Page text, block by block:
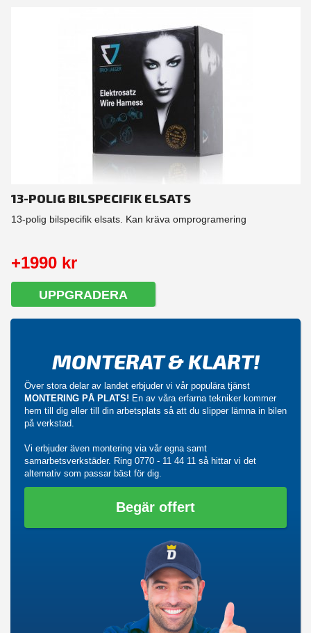
13-POLIG BILSPECIFIK ELSATS
13-polig bilspecifik elsats. Kan kräva omprogramering
+1990 kr
UPPGRADERA
MONTERAT & KLART!
Över stora delar av landet erbjuder vi vår populära tjänst
MONTERING PÅ PLATS! En av våra erfarna tekniker kommer
hem till dig eller till din arbetsplats så att du slipper lämna in bilen
på verkstad.
Vi erbjuder även montering via vår egna samt
samarbetsverkstäder. Ring 0770 - 11 44 11 så hittar vi det
alternativ som passar bäst för dig.
Begär offert